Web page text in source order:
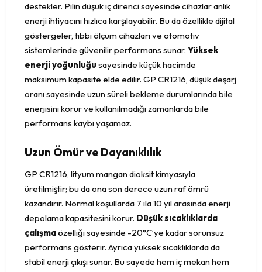
destekler. Pilin düşük iç direnci sayesinde cihazlar anlık
enerji ihtiyacını hızlıca karşılayabilir. Bu da özellikle dijital
göstergeler, tıbbi ölçüm cihazları ve otomotiv
sistemlerinde güvenilir performans sunar. Yüksek
enerji yoğunluğu sayesinde küçük hacimde
maksimum kapasite elde edilir. GP CR1216, düşük deşarj
oranı sayesinde uzun süreli bekleme durumlarında bile
enerjisini korur ve kullanılmadığı zamanlarda bile
performans kaybı yaşamaz.
Uzun Ömür ve Dayanıklılık
GP CR1216, lityum mangan dioksit kimyasıyla
üretilmiştir; bu da ona son derece uzun raf ömrü
kazandırır. Normal koşullarda 7 ila 10 yıl arasında enerji
depolama kapasitesini korur. Düşük sıcaklıklarda
çalışmaözelliği sayesinde -20°C’ye kadar sorunsuz
performans gösterir. Ayrıca yüksek sıcaklıklarda da
stabil enerji çıkışı sunar. Bu sayede hem iç mekan hem